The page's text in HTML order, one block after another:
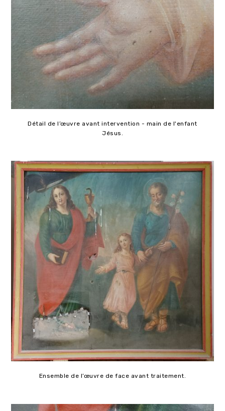
Détail de l’œuvre avant intervention - main de l'enfant
Jésus.
Ensemble de l’œuvre de face avant traitement.